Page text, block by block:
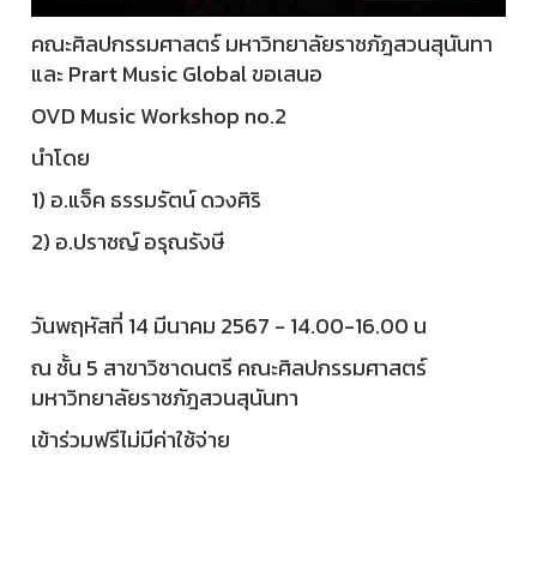
คณะศิลปกรรมศาสตร์ มหาวิทยาลัยราชภัฎสวนสุนันทา
และ Prart Music Global ขอเสนอ
OVD Music Workshop no.2
นำโดย
1) อ.แจ็ค ธรรมรัตน์ ดวงศิริ
2) อ.ปราชญ์ อรุณรังษี
วันพฤหัสที่ 14 มีนาคม 2567 - 14.00-16.00 น
ณ ชั้น 5 สาขาวิชาดนตรี คณะศิลปกรรมศาสตร์
มหาวิทยาลัยราชภัฎสวนสุนันทา
เข้าร่วมฟรีไม่มีค่าใช้จ่าย